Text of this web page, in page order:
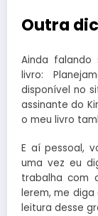
Outra
Ainda falando
livro:
disponível no
assinante do
o meu livro
E aí pessoal,
uma vez eu
trabalha com
lerem, me
leitura desse